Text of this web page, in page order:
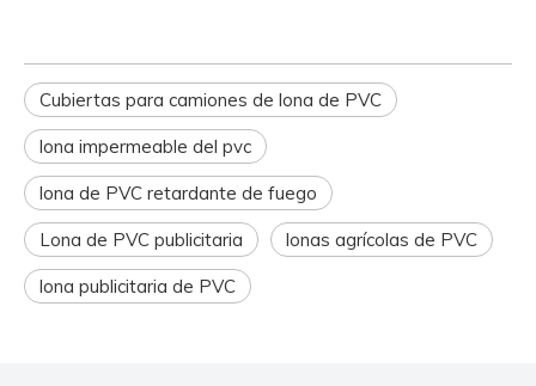
Cubiertas para camiones de lona de PVC
lona impermeable del pvc
lona de PVC retardante de fuego
Lona de PVC publicitaria lonas agrícolas de PVC
lona publicitaria de PVC